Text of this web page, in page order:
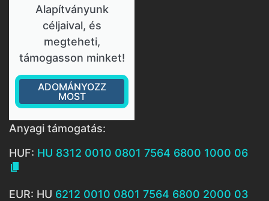
Alapítványunk
céljaival, és
megteheti,
támogasson minket!
ADOMÁNYOZZ
MOST
Anyagi támogatás:
HUF: HU 8312 0010 0801 7564 6800 1000 06

EUR: HU 6212 0010 0801 7564 6800 2000 03